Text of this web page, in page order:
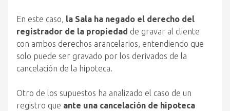
En este caso, la Sala ha negado el derecho del
registrador de la propiedad de gravar al cliente
con ambos derechos arancelarios, entendiendo que
solo puede ser gravado por los derivados de la
cancelación de la hipoteca.
Otro de los supuestos ha analizado el caso de un
registro que ante una cancelación de hipoteca